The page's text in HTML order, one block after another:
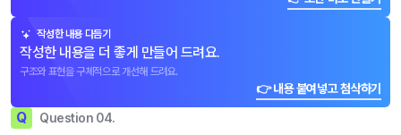
작성한 내용 다듬기
작성한 내용을 더 좋게 만들어 드려요.
구조와 표현을 구체적으로 개선해 드려요.
👉 내용 붙여넣고 첨삭하기
Q Question 04.